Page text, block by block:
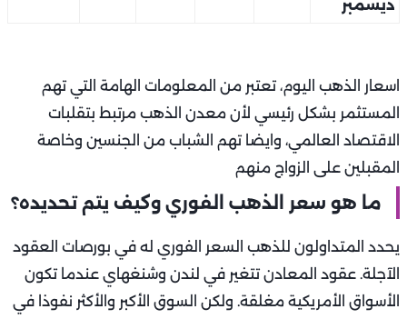
ديسمبر
اسعار الذهب اليوم، تعتبر من المعلومات الهامة التي تهم
المستثمر بشكل رئيسي لأن معدن الذهب مرتبط بتقلبات
الاقتصاد العالمي، وايضا تهم الشباب من الجنسين وخاصة
المقبلين على الزواج منهم
ما هو سعر الذهب الفوري وكيف يتم تحديده؟
يحدد المتداولون للذهب السعر الفوري له في بورصات العقود
الآجلة. عقود المعادن تتغير في لندن وشنغهاي عندما تكون
الأسواق الأمريكية مغلقة. ولكن السوق الأكبر والأكثر نفوذا في